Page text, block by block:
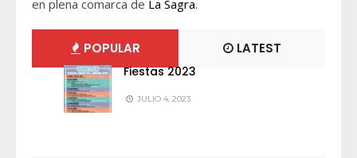
en plena comarca de La Sagra.
POPULAR LATEST
Fiestas 2023
JULIO 4, 2023